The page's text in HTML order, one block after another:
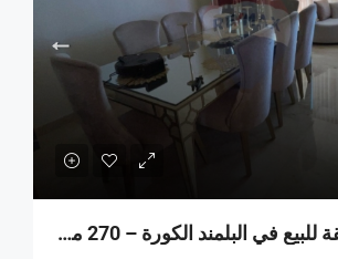
R9-3330 شقة للبيع في البلمند الكورة – 270 متر مربع